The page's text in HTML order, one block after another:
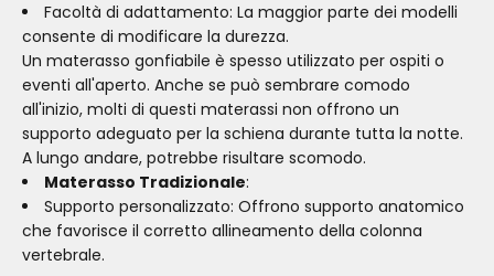
Facoltà di adattamento: La maggior parte dei modelli
consente di modificare la durezza.
Un materasso gonfiabile è spesso utilizzato per ospiti o
eventi all'aperto. Anche se può sembrare comodo
all'inizio, molti di questi materassi non offrono un
supporto adeguato per la schiena durante tutta la notte.
A lungo andare, potrebbe risultare scomodo.
Materasso Tradizionale:
Supporto personalizzato: Offrono supporto anatomico
che favorisce il corretto allineamento della colonna
vertebrale.